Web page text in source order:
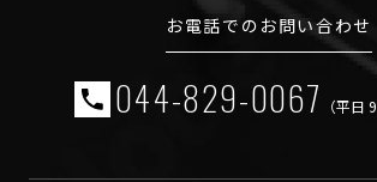
お電話でのお問い合わせ
044-829-0067 （平日